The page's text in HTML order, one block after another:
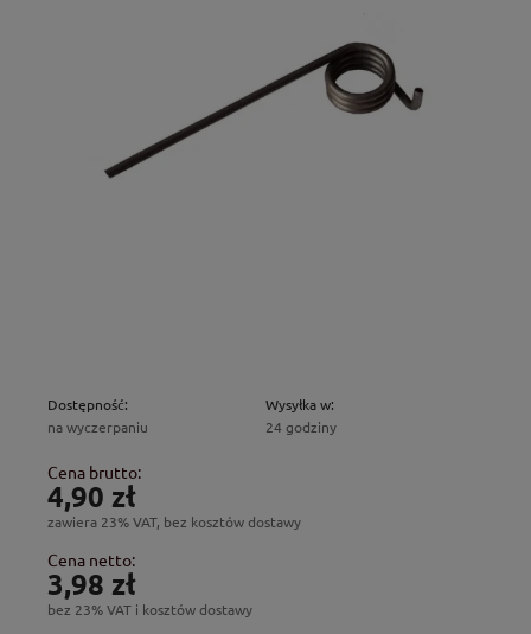
Dostępność:
na wyczerpaniu
Wysyłka w:
24 godziny
Cena brutto:
4,90 zł
zawiera 23% VAT, bez kosztów dostawy
Cena netto:
3,98 zł
bez 23% VAT i kosztów dostawy